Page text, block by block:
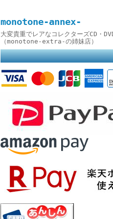
monotone-annex-
大変貴重でレアなコレクターズCD・
（monotone-extra-の姉妹店）